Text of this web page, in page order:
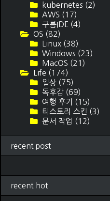
kubernetes (2)
AWS (17)
구름IDE (4)
OS (82)
Linux (38)
Windows (23)
MacOS (21)
Life (174)
일상 (75)
독후감 (69)
여행 후기 (15)
티스토리 스킨 (3)
문서 작업 (12)
recent post
recent hot